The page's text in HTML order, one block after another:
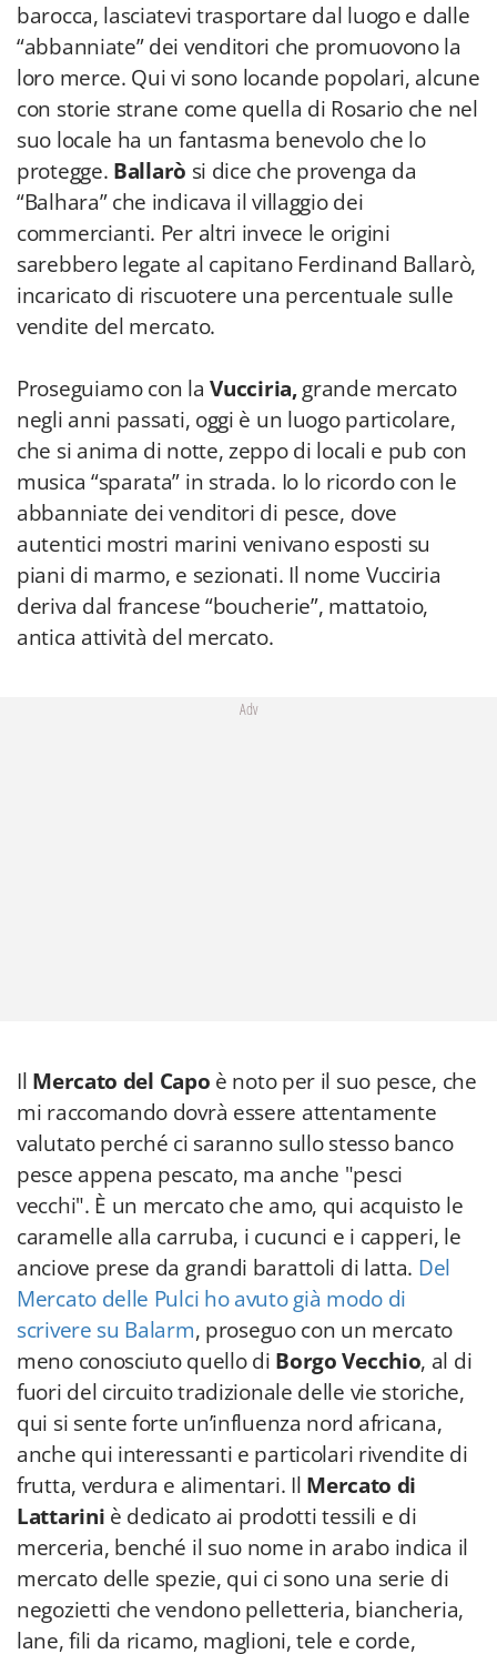
barocca, lasciatevi trasportare dal luogo e dalle
“abbanniate” dei venditori che promuovono la
loro merce. Qui vi sono locande popolari, alcune
con storie strane come quella di Rosario che nel
suo locale ha un fantasma benevolo che lo
protegge. Ballarò si dice che provenga da
“Balhara” che indicava il villaggio dei
commercianti. Per altri invece le origini
sarebbero legate al capitano Ferdinand Ballarò,
incaricato di riscuotere una percentuale sulle
vendite del mercato.
Proseguiamo con la Vucciria,grande mercato
negli anni passati, oggi è un luogo particolare,
che si anima di notte, zeppo di locali e pub con
musica “sparata” in strada. Io lo ricordo con le
abbanniate dei venditori di pesce, dove
autentici mostri marini venivano esposti su
piani di marmo, e sezionati. Il nome Vucciria
deriva dal francese “boucherie”, mattatoio,
antica attività del mercato.
Adv
Il Mercato del Capo è noto per il suo pesce, che
mi raccomando dovrà essere attentamente
valutato perché ci saranno sullo stesso banco
pesce appena pescato, ma anche "pesci
vecchi". È un mercato che amo, qui acquisto le
caramelle alla carruba, i cucunci e i capperi, le
anciove prese da grandi barattoli di latta. Del
Mercato delle Pulci ho avuto già modo di
scrivere su Balarm, proseguo con un mercato
meno conosciuto quello di Borgo Vecchio, al di
fuori del circuito tradizionale delle vie storiche,
qui si sente forte un’influenza nord africana,
anche qui interessanti e particolari rivendite di
frutta, verdura e alimentari. Il Mercato di
Lattarini è dedicato ai prodotti tessili e di
merceria, benché il suo nome in arabo indica il
mercato delle spezie, qui ci sono una serie di
negozietti che vendono pelletteria, biancheria,
lane, fili da ricamo, maglioni, tele e corde,